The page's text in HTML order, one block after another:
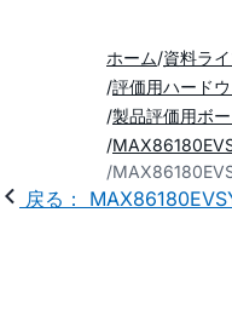
ホーム 資料ラ
評価用ハード
製品評価用ボ
戻る：